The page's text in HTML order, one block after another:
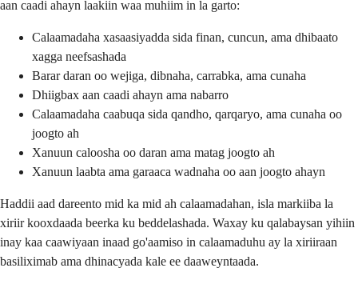
aan caadi ahayn laakiin waa muhiim in la garto:
Calaamadaha xasaasiyadda sida finan, cuncun, ama dhibaato
xagga neefsashada
Barar daran oo wejiga, dibnaha, carrabka, ama cunaha
Dhiigbax aan caadi ahayn ama nabarro
Calaamadaha caabuqa sida qandho, qarqaryo, ama cunaha oo
joogto ah
Xanuun caloosha oo daran ama matag joogto ah
Xanuun laabta ama garaaca wadnaha oo aan joogto ahayn
Haddii aad dareento mid ka mid ah calaamadahan, isla markiiba la
xiriir kooxdaada beerka ku beddelashada. Waxay ku qalabaysan yihiin
inay kaa caawiyaan inaad go'aamiso in calaamaduhu ay la xiriiraan
basiliximab ama dhinacyada kale ee daaweyntaada.